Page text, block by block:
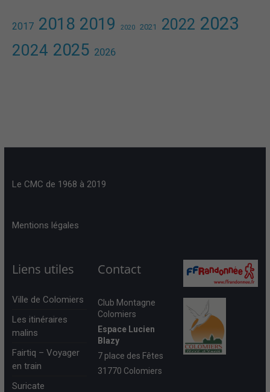
2017 2018 2019 2020 2021 2022 2023
2024 2025 2026
Le CMC de 1968 à 2019
Mentions légales
Liens utiles
Ville de Colomiers
Les itinéraires
malins
Fairtiq – Voyager
en train
Suricate
Contact
Club Montagne
Colomiers
Espace Lucien
Blazy
7 place des Fêtes
31770 Colomiers